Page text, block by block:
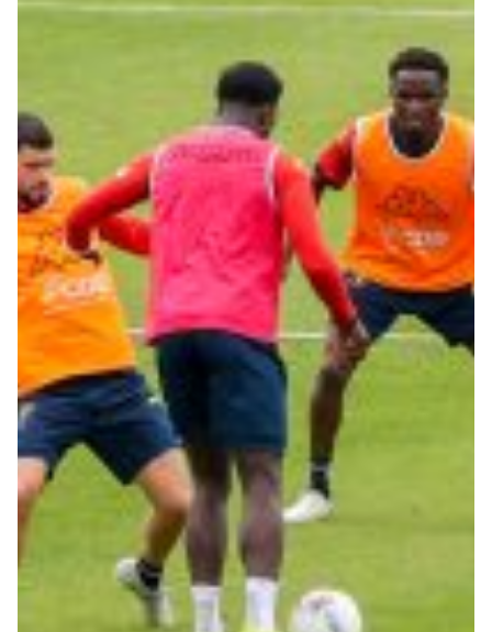
Robe di Kappa x Genoa
Red&Blue Voices
Kids
Accessori
Party
Outlet
Caffè Boasi x Genoa
Isolani x Genoa